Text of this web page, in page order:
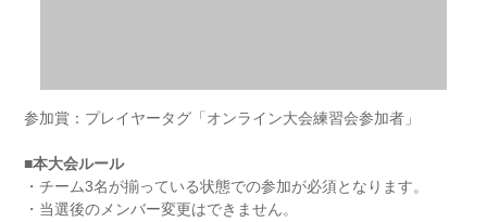
参加賞：プレイヤータグ「オンライン大会練習会参加者」
■本大会ルール
・チーム3名が揃っている状態での参加が必須となります。
・当選後のメンバー変更はできません。